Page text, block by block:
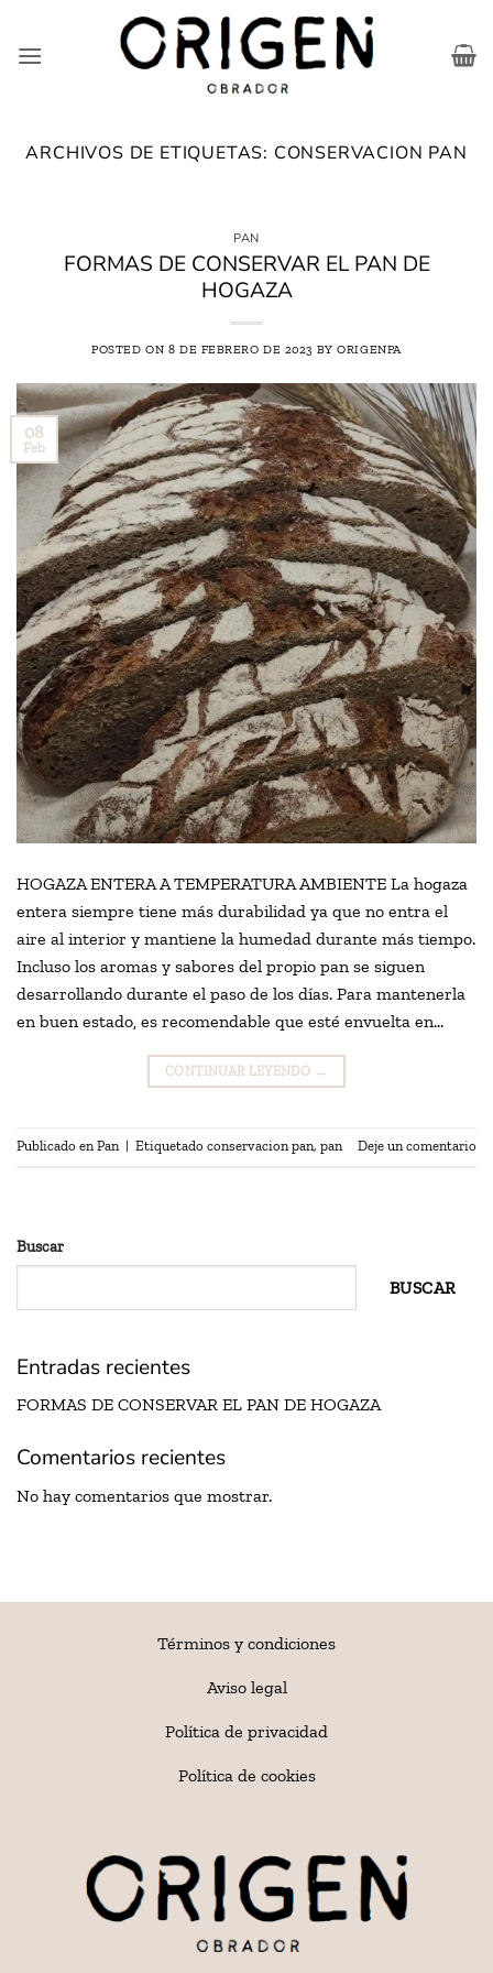
contenido
ARCHIVOS DE ETIQUETAS: CONSERVACION PAN
PAN
FORMAS DE CONSERVAR EL PAN DE
HOGAZA
POSTED ON 8 DE FEBRERO DE 2023 BYORIGENPA
08
Feb
HOGAZA ENTERA A TEMPERATURA AMBIENTE La hogaza
entera siempre tiene más durabilidad ya que no entra el
aire al interior y mantiene la humedad durante más tiempo.
Incluso los aromas y sabores del propio pan se siguen
desarrollando durante el paso de los días. Para mantenerla
en buen estado, es recomendable que esté envuelta en…
CONTINUAR LEYENDO →
Publicado en Pan | Etiquetado conservacion pan, pan Deje un comentario
Buscar
BUSCAR
Entradas recientes
FORMAS DE CONSERVAR EL PAN DE HOGAZA
Comentarios recientes
No hay comentarios que mostrar.
Términos y condiciones
Aviso legal
Política de privacidad
Política de cookies